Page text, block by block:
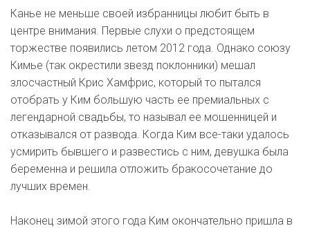
Канье не меньше своей избранницы любит быть в
центре внимания. Первые слухи о предстоящем
торжестве появились летом 2012 года. Однако союзу
Кимье (так окрестили звезд поклонники) мешал
злосчастный Крис Хамфрис, который то пытался
отобрать у Ким большую часть ее премиальных с
легендарной свадьбы, то называл ее мошенницей и
отказывался от развода. Когда Ким все-таки удалось
усмирить бывшего и развестись с ним, девушка была
беременна и решила отложить бракосочетание до
лучших времен.
Наконец зимой этого года Ким окончательно пришла в